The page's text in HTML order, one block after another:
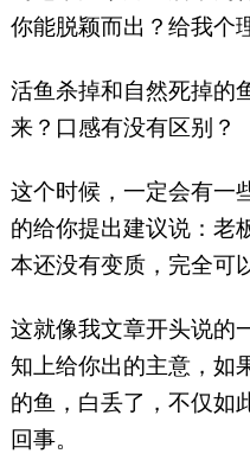
你能脱颖而出？给我个
活鱼杀掉和自然死掉的
来？口感有没有区别？
这个时候，一定会有一
的给你提出建议说：老
本还没有变质，完全可
这就像我文章开头说的
知上给你出的主意，如
的鱼，白丢了，不仅如
回事。